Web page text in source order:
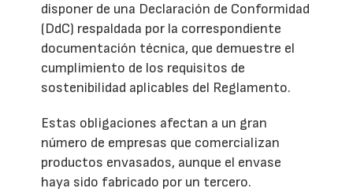
disponer de una Declaración de Conformidad
(DdC) respaldada por la correspondiente
documentación técnica, que demuestre el
cumplimiento de los requisitos de
sostenibilidad aplicables del Reglamento.
Estas obligaciones afectan a un gran
número de empresas que comercializan
productos envasados, aunque el envase
haya sido fabricado por un tercero.